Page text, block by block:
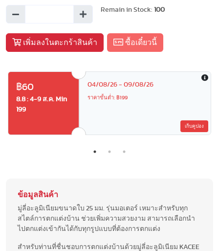
Remain in Stock: 100
เพิ่มลงในตะกร้าสินค้า ซื้อเดี๋ยวนี้
฿60
8.8 : 4-9 ส.ค. Min
199
04/08/26 - 09/08/26
ราคาขั้นต่ำ: ฿199
เก็บคูปอง
ข้อมูลสินค้า
มู่ลี่อะลูมิเนียมขนาดใบ 25 มม. รุ่นมอเตอร์ เหมาะสำหรับทุก
สไตล์การตกแต่งบ้าน ช่วยเพิ่มความสวยงาม สามารถเลือกนำ
ไปตกแต่งเข้ากันได้กับทุกรูปแบบที่ต้องการตกแต่ง
สำหรับท่านที่ชื่นชอบการตกแต่งบ้านด้วยมู่ลี่อะลูมิเนียม KACEE